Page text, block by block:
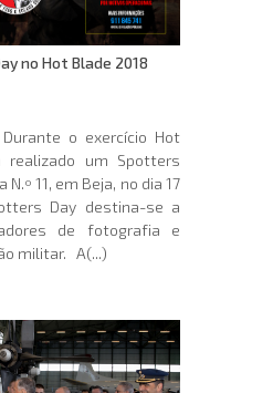
no Hot Blade 2018
o exercício Hot
realizado um Spotters
N.º 11, em Beja, no dia 17
Day destina-se a
de fotografia e
militar. A(...)